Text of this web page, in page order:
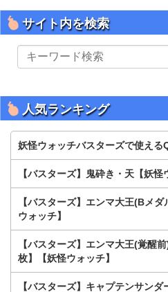
サイト内を検索
イ
を
検
索
人気ランキング
妖怪ウォッチバスターズで使える
【バスターズ】鬼砕き・天【妖怪
【バスターズ】エンマ大王(Bメ
ウォッチ】
【バスターズ】エンマ大王(覚醒
枚】【妖怪ウォッチ】
【バスターズ】キャプテンサン